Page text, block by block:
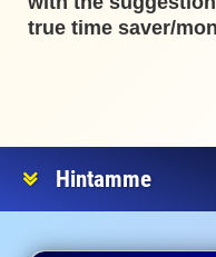
true time saver/
Hintamme